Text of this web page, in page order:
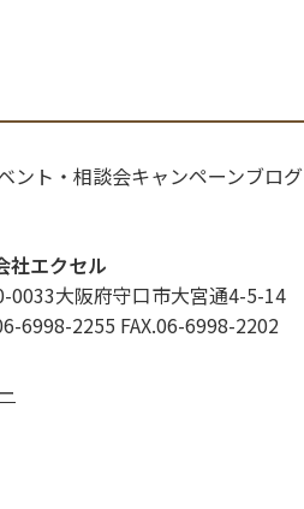
ント・相談会キャンペーンブログ
社エクセル
0033大阪府守口市大宮通4-5-14
6998-2255 FAX.06-6998-2202